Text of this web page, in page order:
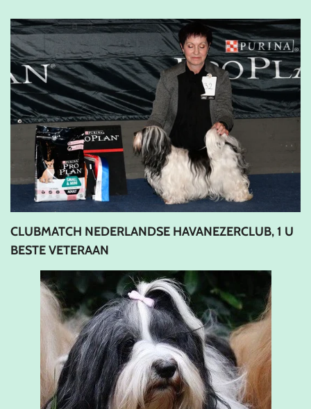
CLUBMATCH NEDERLANDSE HAVANEZERCLUB, 1 U
BESTE VETERAAN